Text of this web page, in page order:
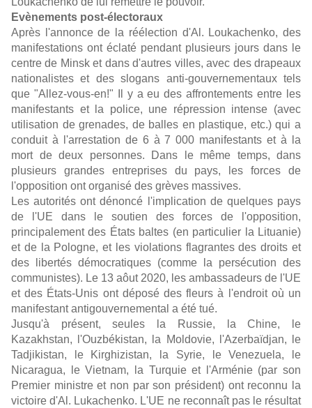
Evènements post-électoraux
Après l'annonce de la réélection d'Al. Loukachenko, des
manifestations ont éclaté pendant plusieurs jours dans le
centre de Minsk et dans d'autres villes, avec des drapeaux
nationalistes et des slogans anti-gouvernementaux tels
que "Allez-vous-en!" Il y a eu des affrontements entre les
manifestants et la police, une répression intense (avec
utilisation de grenades, de balles en plastique, etc.) qui a
conduit à l'arrestation de 6 à 7 000 manifestants et à la
mort de deux personnes. Dans le même temps, dans
plusieurs grandes entreprises du pays, les forces de
l'opposition ont organisé des grèves massives.
Les autorités ont dénoncé l'implication de quelques pays
de l'UE dans le soutien des forces de l'opposition,
principalement des États baltes (en particulier la Lituanie)
et de la Pologne, et les violations flagrantes des droits et
des libertés démocratiques (comme la persécution des
communistes). Le 13 aôut 2020, les ambassadeurs de l'UE
et des États-Unis ont déposé des fleurs à l'endroit où un
manifestant antigouvernemental a été tué.
Jusqu'à présent, seules la Russie, la Chine, le
Kazakhstan, l'Ouzbékistan, la Moldovie, l'Azerbaïdjan, le
Tadjikistan, le Kirghizistan, la Syrie, le Venezuela, le
Nicaragua, le Vietnam, la Turquie et l'Arménie (par son
Premier ministre et non par son président) ont reconnu la
victoire d'Al. Lukachenko. L'UE ne reconnaît pas le résultat